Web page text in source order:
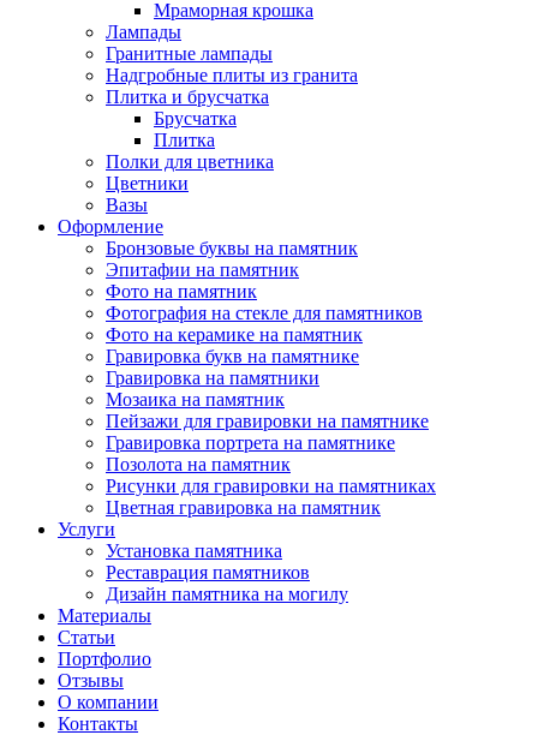
Мраморная крошка
Лампады
Гранитные лампады
Надгробные плиты из гранита
Плитка и брусчатка
Брусчатка
Плитка
Полки для цветника
Цветники
Вазы
Оформление
Бронзовые буквы на памятник
Эпитафии на памятник
Фото на памятник
Фотография на стекле для памятников
Фото на керамике на памятник
Гравировка букв на памятнике
Гравировка на памятники
Мозаика на памятник
Пейзажи для гравировки на памятнике
Гравировка портрета на памятнике
Позолота на памятник
Рисунки для гравировки на памятниках
Цветная гравировка на памятник
Услуги
Установка памятника
Реставрация памятников
Дизайн памятника на могилу
Материалы
Статьи
Портфолио
Отзывы
О компании
Контакты